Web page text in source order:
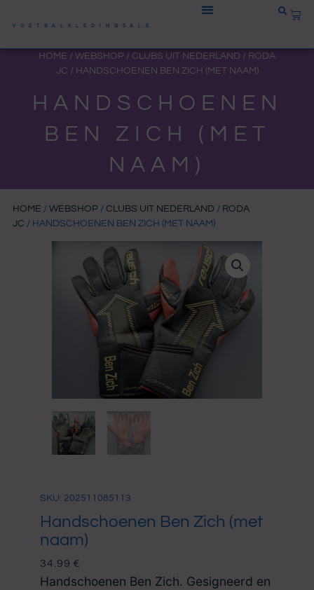
naar
de
VOETBALKLEDINGSALE
HOME / WEBSHOP / CLUBS UIT NEDERLAND / RODA
JC / HANDSCHOENEN BEN ZICH (MET NAAM)
HANDSCHOENEN
BEN ZICH (MET
NAAM)
HOME / WEBSHOP/ CLUBS UIT NEDERLAND / RODA
JC / HANDSCHOENEN BEN ZICH (MET NAAM)
SKU: 202511085113
Handschoenen Ben Zich (met
naam)
34.99 €
Handschoenen Ben Zich. Gesigneerd en